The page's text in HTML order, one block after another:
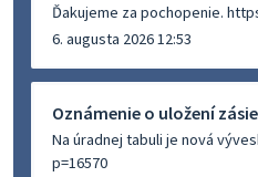
Ďakujeme za pochopenie.
6. augusta 2026 12:53
Oznámenie o uložení
Na úradnej tabuli je nová
p=16570